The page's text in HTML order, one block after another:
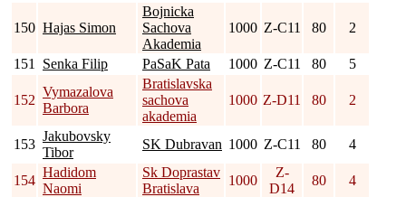
150 Hajas Simon
Bojnicka
Sachova
Akademia
1000 Z-C11 80 2
151 Senka Filip PaSaK Pata 1000 Z-C11 80 5
152
Vymazalova
Barbora
Bratislavska
sachova
akademia
1000 Z-D11 80 2
153
Jakubovsky
Tibor
SK Dubravan 1000 Z-C11 80 4
154
Hadidom
Naomi
Sk Doprastav
Bratislava
1000
Z-
D14
80 4